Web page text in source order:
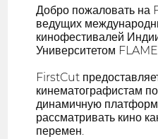
Добро пожаловать на
ведущих
кинофестивалей
Университетом
FirstCut
кинематографистам
динамичную
рассматривать кино
перемен.